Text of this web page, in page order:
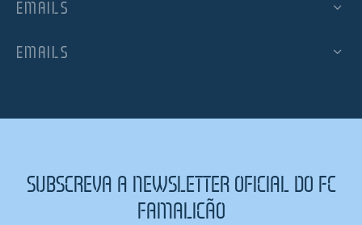
EMAILS
EMAILS
SUBSCREVA A NEWSLETTER OFICIAL DO FC
FAMALICÃO